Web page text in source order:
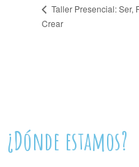
Taller Presencial: Ser,
Crear
¿Dónde estamos?